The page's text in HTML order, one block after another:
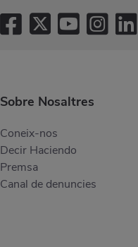
Sobre Nosaltres
Coneix-nos
Decir Haciendo
Premsa
Canal de denuncies